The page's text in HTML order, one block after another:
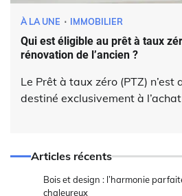
À LA UNE IMMOBILIER
Qui est éligible au prêt à taux
rénovation de l’ancien ?
Le Prêt à taux zéro (PTZ) n’est
destiné exclusivement à
Articles récents
Bois et design : l’harmonie
chaleureux